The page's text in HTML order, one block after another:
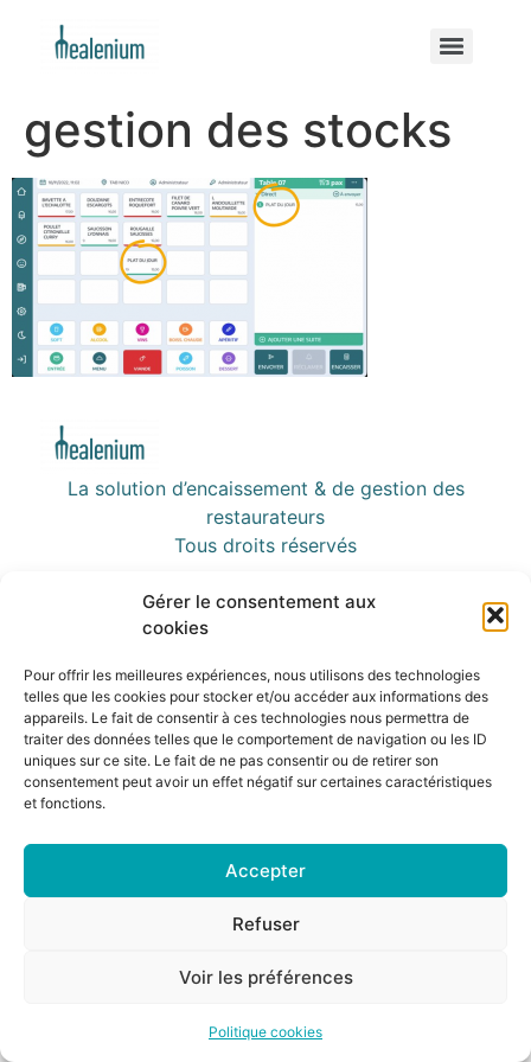
Gérer le consentement aux
cookies
Pour offrir les meilleures expériences, nous utilisons des technologies
telles que les cookies pour stocker et/ou accéder aux informations des
appareils. Le fait de consentir à ces technologies nous permettra de
traiter des données telles que le comportement de navigation ou les ID
uniques sur ce site. Le fait de ne pas consentir ou de retirer son
consentement peut avoir un effet négatif sur certaines caractéristiques
et fonctions.
Accepter
Refuser
Voir les préférences
Politique cookies
gestion des stocks
La solution d’encaissement & de gestion des
restaurateurs
Tous droits réservés